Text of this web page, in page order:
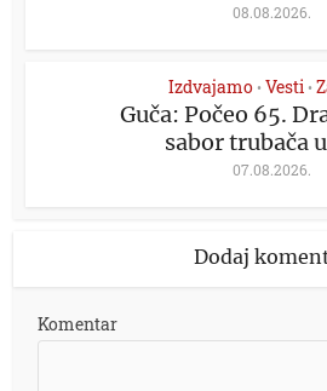
08.08.2026.
Izdvajamo • Vesti •
Guča: Počeo 65.
sabor trubača
07.08.2026.
Dodaj
Komentar